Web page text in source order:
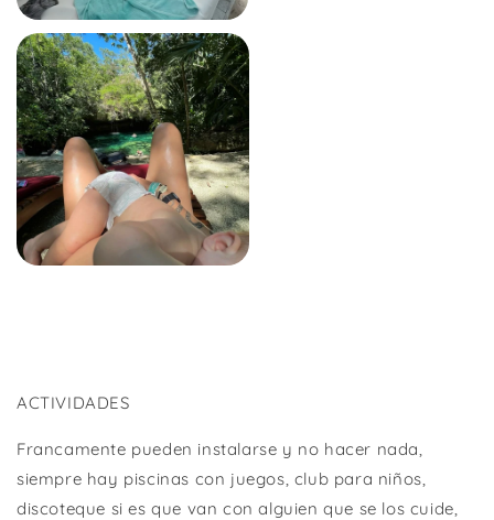
ACTIVIDADES
Francamente pueden instalarse y no hacer nada,
siempre hay piscinas con juegos, club para niños,
discoteque si es que van con alguien que se los cuide,